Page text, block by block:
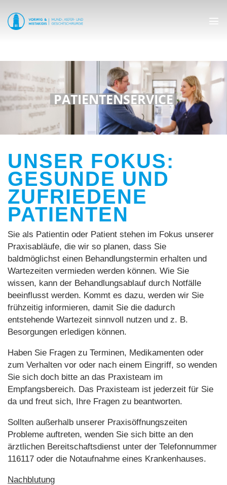
PATIENTENSERVICE
UNSER FOKUS:
GESUNDE UND
ZUFRIEDENE
PATIENTEN
Sie als Patientin oder Patient stehen im Fokus unserer
Praxisabläufe, die wir so planen, dass Sie
baldmöglichst einen Behandlungstermin erhalten und
Wartezeiten vermieden werden können. Wie Sie
wissen, kann der Behandlungsablauf durch Notfälle
beeinflusst werden. Kommt es dazu, werden wir Sie
frühzeitig informieren, damit Sie die dadurch
entstehende Wartezeit sinnvoll nutzen und z. B.
Besorgungen erledigen können.
Haben Sie Fragen zu Terminen, Medikamenten oder
zum Verhalten vor oder nach einem Eingriff, so wenden
Sie sich doch bitte an das Praxisteam im
Empfangsbereich. Das Praxisteam ist jederzeit für Sie
da und freut sich, Ihre Fragen zu beantworten.
Sollten außerhalb unserer Praxisöffnungszeiten
Probleme auftreten, wenden Sie sich bitte an den
ärztlichen Bereitschaftsdienst unter der Telefonnummer
116117 oder die Notaufnahme eines Krankenhauses.
Nachblutung